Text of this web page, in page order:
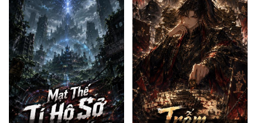
Sắc
Sủng
Thanh Xuân
Tiên Hiệp
Tiểu Thuyết